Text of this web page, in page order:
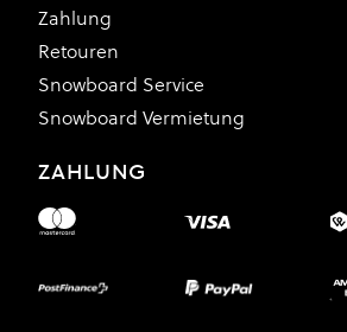
Zahlung
Retouren
Snowboard Service
Snowboard Vermietung
ZAHLUNG